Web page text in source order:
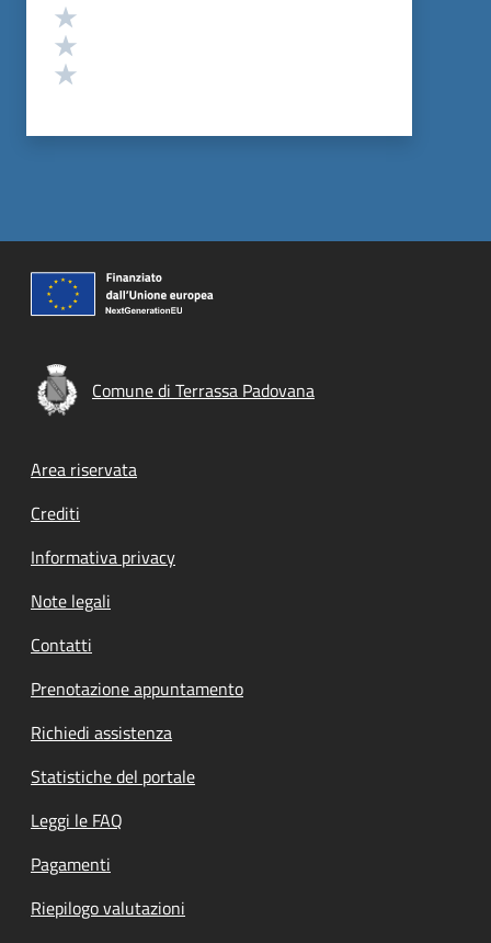
Comune di Terrassa Padovana
Footer menu
Area riservata
Crediti
Informativa privacy
Note legali
Contatti
Prenotazione appuntamento
Richiedi assistenza
Statistiche del portale
Leggi le FAQ
Pagamenti
Riepilogo valutazioni